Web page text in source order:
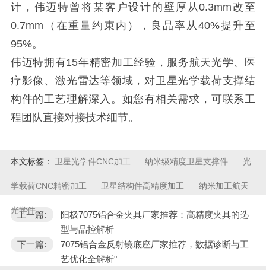
计，伟迈特曾将某客户设计的壁厚从0.3mm改至
0.7mm（在重量约束内），良品率从40%提升至
95%。
伟迈特拥有15年精密加工经验，服务航天光学、医
疗影像、激光雷达等领域，对卫星光学载荷支撑结
构件的工艺理解深入。如您有相关需求，可联系工
程团队直接对接技术细节。
本文标签： 卫星光学件CNC加工 纳米级精度卫星支撑件 光
学载荷CNC精密加工 卫星结构件高精度加工 纳米加工航天
光学件
上一篇:
阳极7075铝合金夹具厂家推荐：高精度夹具的选
型与品控解析
下一篇:
7075铝合金反射镜底座厂家推荐，数据诊断与工
艺优化全解析"